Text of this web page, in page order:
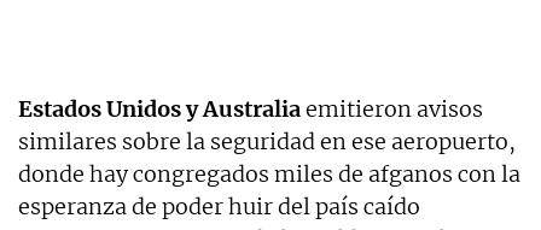
Estados Unidos y Australiaemitieron avisos
similares sobre la seguridad en ese aeropuerto,
donde hay congregados miles de afganos con la
esperanza de poder huir del país caído